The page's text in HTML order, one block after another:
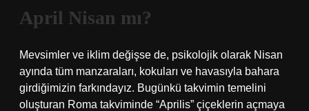
April Nisan mı?
Mevsimler ve iklim değişse de, psikolojik olarak Nisan
ayında tüm manzaraları, kokuları ve havasıyla bahara
girdiğimizin farkındayız. Bugünkü takvimin temelini
oluşturan Roma takviminde “Aprilis” çiçeklerin açmaya